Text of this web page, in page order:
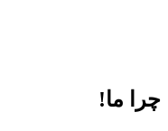
چرا ما!